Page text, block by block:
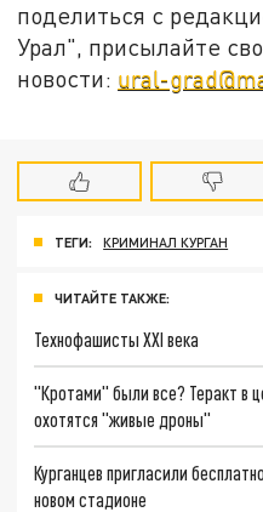
поделиться с
Урал", присылайте
новости: ural-
ТЕГИ: КРИМИНАЛ КУРГАН
ЧИТАЙТЕ ТАКЖЕ:
Технофашисты XXI века
"Кротами" были все? Теракт в
охотятся "живые дроны"
Курганцев пригласили
новом стадионе